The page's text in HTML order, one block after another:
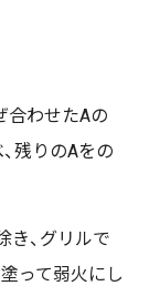
合わせたAの
残りのAをの
き、グリルで
って弱火にし